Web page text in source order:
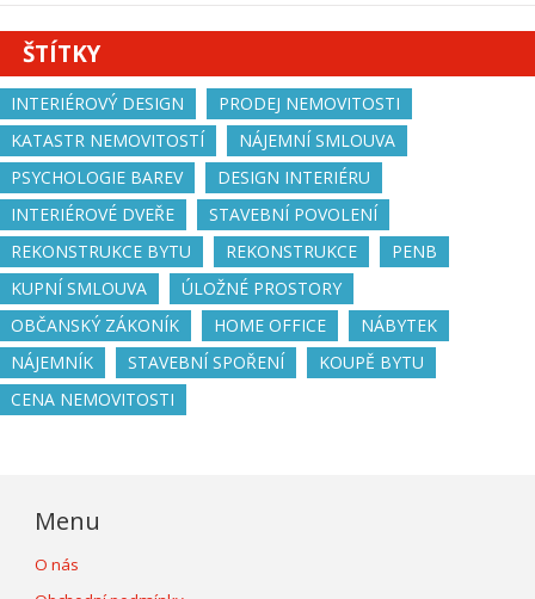
ŠTÍTKY
INTERIÉROVÝ DESIGN
PRODEJ NEMOVITOSTI
KATASTR NEMOVITOSTÍ
NÁJEMNÍ SMLOUVA
PSYCHOLOGIE BAREV
DESIGN INTERIÉRU
INTERIÉROVÉ DVEŘE
STAVEBNÍ POVOLENÍ
REKONSTRUKCE BYTU
REKONSTRUKCE
PENB
KUPNÍ SMLOUVA
ÚLOŽNÉ PROSTORY
OBČANSKÝ ZÁKONÍK
HOME OFFICE
NÁBYTEK
NÁJEMNÍK
STAVEBNÍ SPOŘENÍ
KOUPĚ BYTU
CENA NEMOVITOSTI
Menu
O nás